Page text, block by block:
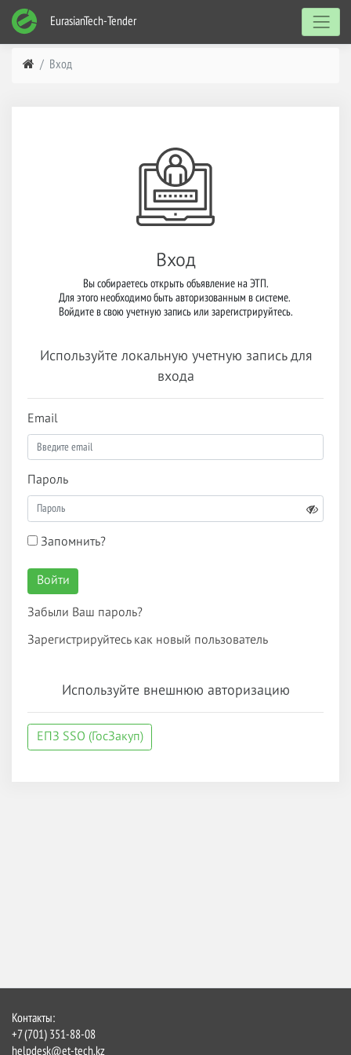
EurasianTech-Tender
Вход
Вход
Вы собираетесь открыть объявление на ЭТП.
Для этого необходимо быть авторизованным в системе.
Войдите в свою учетную запись или зарегистрируйтесь.
Используйте локальную учетную запись для
входа
Email
Пароль
Запомнить?
Войти
Забыли Ваш пароль?
Зарегистрируйтесь как новый пользователь
Используйте внешнюю авторизацию
ЕПЗ SSO (ГосЗакуп)
Контакты:
+7 (701) 351-88-08
helpdesk@et-tech.kz